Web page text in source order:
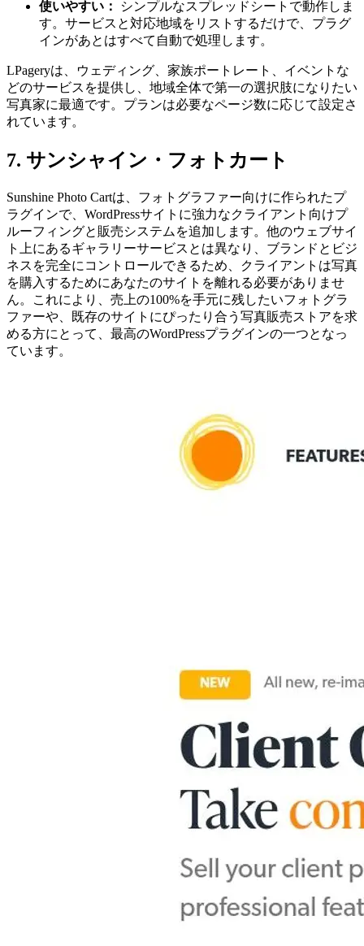
使いやすい：
シンプルなスプレッドシートで動作しま
す。サービスと対応地域をリストするだけで、プラグ
インがあとはすべて自動で処理します。
LPageryは、ウェディング、家族ポートレート、イベントな
どのサービスを提供し、地域全体で第一の選択肢になりたい
写真家に最適です。プランは必要なページ数に応じて設定さ
れています。
7. サンシャイン・フォトカート
Sunshine Photo Cartは、フォトグラファー向けに作られたプ
ラグインで、WordPressサイトに強力なクライアント向けプ
ルーフィングと販売システムを追加します。他のウェブサイ
ト上にあるギャラリーサービスとは異なり、ブランドとビジ
ネスを完全にコントロールできるため、クライアントは写真
を購入するためにあなたのサイトを離れる必要がありませ
ん。これにより、売上の100%を手元に残したいフォトグラ
ファーや、既存のサイトにぴったり合う写真販売ストアを求
める方にとって、最高のWordPressプラグインの一つとなっ
ています。